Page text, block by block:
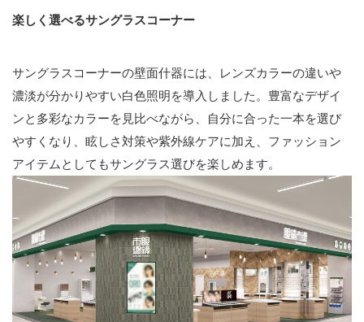
楽しく選べるサングラスコーナー
サングラスコーナーの壁面什器には、レンズカラーの違いや
濃淡が分かりやすい白色照明を導入しました。豊富なデザイ
ンと多彩なカラーを見比べながら、自分に合った一本を選び
やすくなり、眩しさ対策や紫外線ケアに加え、ファッション
アイテムとしてもサングラス選びを楽しめます。